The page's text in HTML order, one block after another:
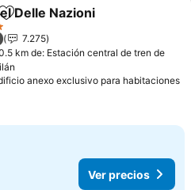
Agregar a favoritos
Delle Nazioni
7.275
km de: Estación central de tren de
anexo exclusivo para habitaciones
Ver precios